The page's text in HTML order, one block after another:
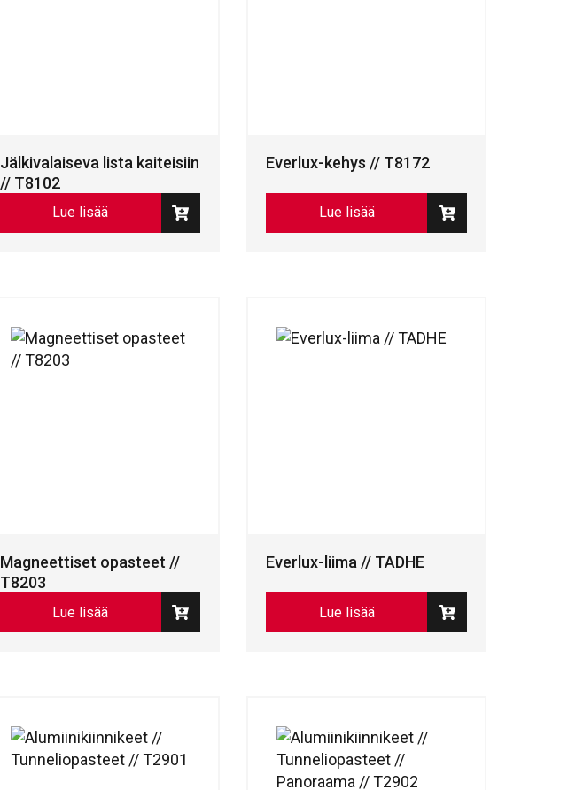
Jälkivalaiseva lista kaiteisiin
// T8102
Lue lisää
Everlux-kehys // T8172
Lue lisää
Magneettiset opasteet //
T8203
Lue lisää
Everlux-liima // TADHE
Lue lisää